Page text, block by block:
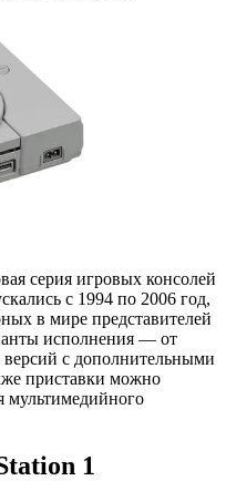
серия игровых консолей
с 1994 по 2006 год,
в мире представителей
исполнения — от
с дополнительными
приставки можно
мультимедийного
1